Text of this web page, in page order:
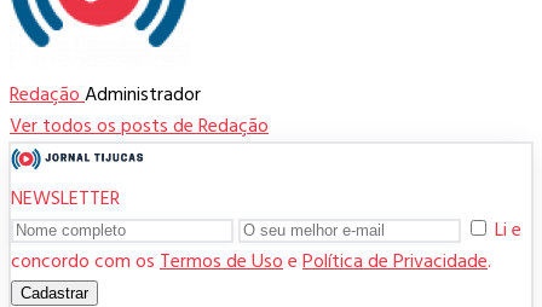
RedaçãoAdministrador
Ver todos os posts de Redação
NEWSLETTER
Li e
concordo com osTermos de UsoePolítica de Privacidade.
Cadastrar